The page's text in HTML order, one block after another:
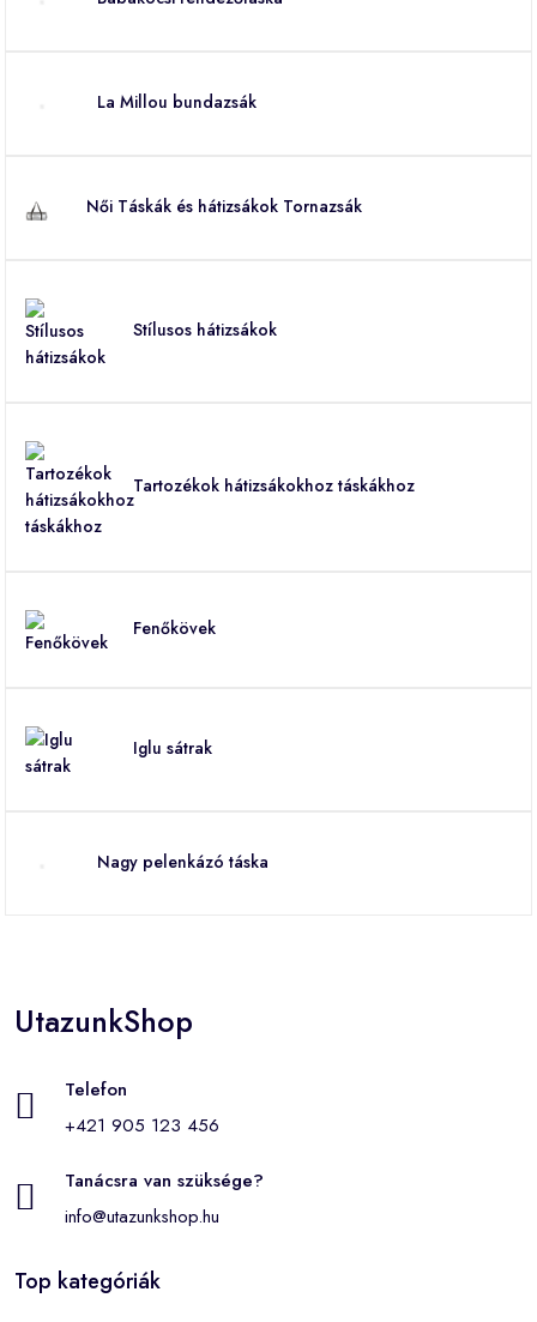
La Millou bundazsák
Női Táskák és hátizsákok Tornazsák
Stílusos hátizsákok
Tartozékok hátizsákokhoz táskákhoz
Fenőkövek
Iglu sátrak
Nagy pelenkázó táska
UtazunkShop
Telefon
+421 905 123 456
Tanácsra van szüksége?
info@utazunkshop.hu
Top kategóriák